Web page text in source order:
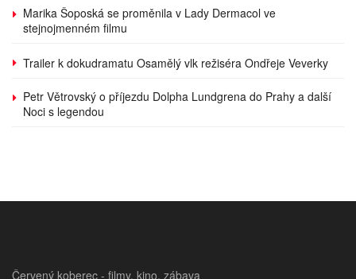
Marika Šoposká se proměnila v Lady Dermacol ve
stejnojmenném filmu
Trailer k dokudramatu Osamělý vlk režiséra Ondřeje Veverky
Petr Větrovský o příjezdu Dolpha Lundgrena do Prahy a další
Noci s legendou
Červený koberec - filmy, kino, zábava